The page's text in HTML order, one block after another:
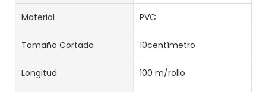
Material PVC
Tamaño Cortado 10centímetro
Longitud 100 m/rollo